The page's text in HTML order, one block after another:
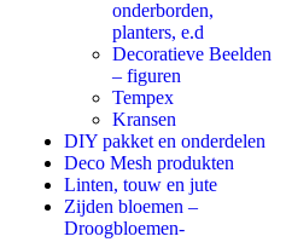
onderborden,
planters, e.d
Decoratieve Beelden
– figuren
Tempex
Kransen
DIY pakket en onderdelen
Deco Mesh produkten
Linten, touw en jute
Zijden bloemen –
Droogbloemen-